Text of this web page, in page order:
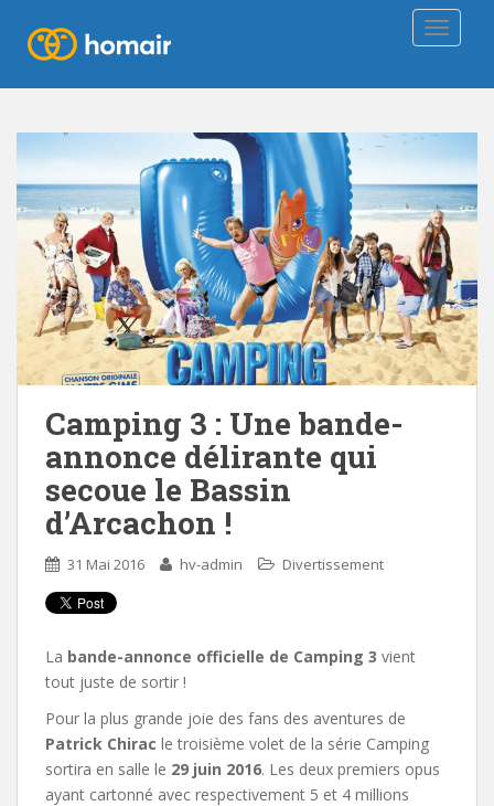
Camping 3 : Une bande-
annonce délirante qui
secoue le Bassin
d’Arcachon !
31 Mai 2016 hv-admin Divertissement
La bande-annonce officielle de Camping 3 vient
tout juste de sortir !
Pour la plus grande joie des fans des aventures de
Patrick Chirac le troisième volet de la série Camping
sortira en salle le 29 juin 2016. Les deux premiers opus
ayant cartonné avec respectivement 5 et 4 millions